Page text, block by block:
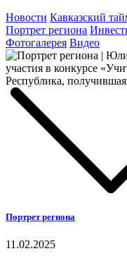
Новости Кавказский
Портрет региона
Фотогалерея Видео
Портрет региона
11.02.2025